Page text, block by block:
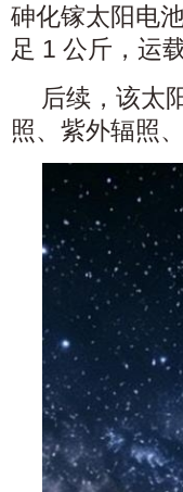
砷化镓太阳电
足 1 公斤，运
后续，该太
照、紫外辐照